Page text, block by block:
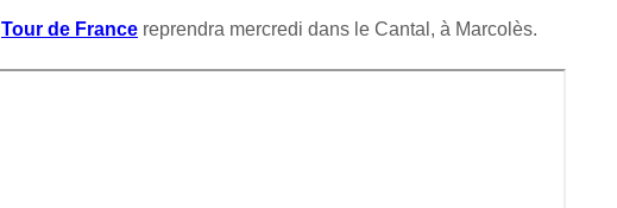
Tour de France reprendra mercredi dans le Cantal, à Marcolès.